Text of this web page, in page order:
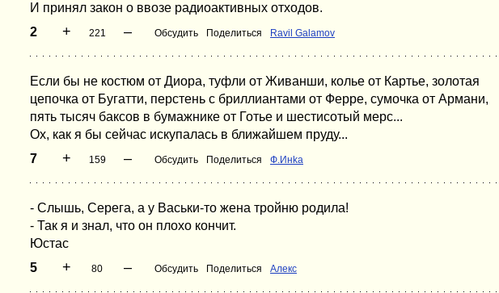
И принял зaкон о ввозе рaдиоaктивных отходов.
2
+ 221 – Обсудить Поделиться Ravil Galamov
Если бы не костюм от Диора, туфли от Живанши, колье от Картье, золотая
цепочка от Бугатти, перстень с бриллиантами от Ферре, сумочка от Армани,
пять тысяч баксов в бумажнике от Готье и шестисотый мерс...
Ох, как я бы сейчас искупалась в ближайшем пруду...
7
+ 159 – Обсудить Поделиться Ф.Инka
- Слышь, Серега, а у Васьки-то жена тройню родила!
- Так я и знал, что он плохо кончит.
Юстас
5
+ 80 – Обсудить Поделиться Алекс